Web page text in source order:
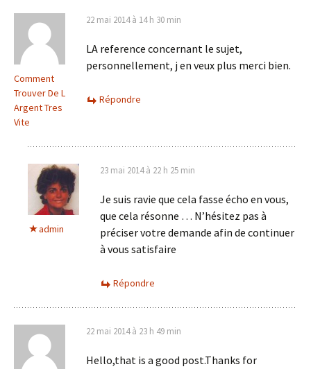
Comment
Trouver De L
Argent Tres
Vite
22 mai 2014 à 14 h 30 min
LA reference concernant le sujet,
personnellement, j en veux plus merci bien.
Répondre
admin
23 mai 2014 à 22 h 25 min
Je suis ravie que cela fasse écho en vous,
que cela résonne … N’hésitez pas à
préciser votre demande afin de continuer
à vous satisfaire
Répondre
22 mai 2014 à 23 h 49 min
Hello,that is a good post.Thanks for